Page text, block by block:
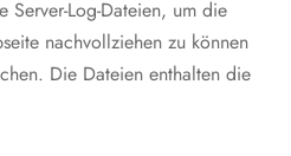
Server-Log-Dateien, um die
nachvollziehen zu können
Die Dateien enthalten die